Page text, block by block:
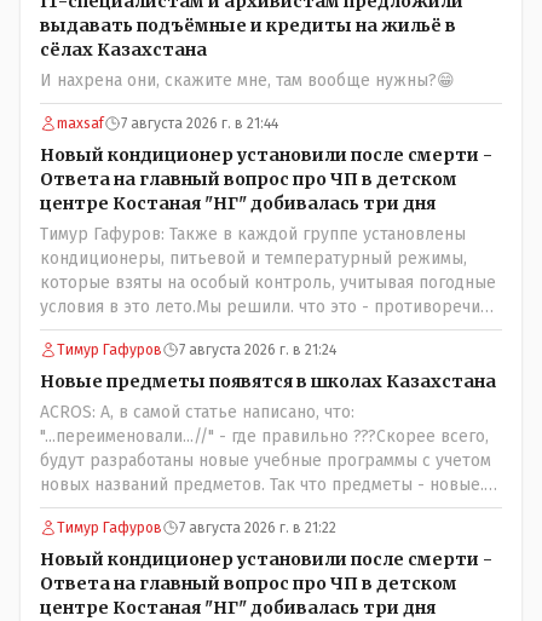
выдавать подъёмные и кредиты на жильё в
сёлах Казахстана
И нахрена они, скажите мне, там вообще нужны?😁
maxsaf 7 августа 2026 г. в 21:44
Новый кондиционер установили после смерти -
Ответа на главный вопрос про ЧП в детском
центре Костаная "НГ" добивалась три дня
Тимур Гафуров: Также в каждой группе установлены
кондиционеры, питьевой и температурный режимы,
которые взяты на особый контроль, учитывая погодные
условия в это лето.Мы решили. что это - противоречие.
Вы считаете иначе?Ну тут противоречия нет. Этот
комментарий прозвучал на следующий день после
трагедии, то есть 29 июля, когда спешно установили и
воду, и новые кондиционеры, и впервые поставили
температурный режим на контроль. То есть первая
часть - информация до трагедии, вторая часть -
информация после трагедии, когда все уже было
Тимур Гафуров 7 августа 2026 г. в 21:24
Новые предметы появятся в школах Казахстана
ACROS: А, в самой статье написано, что:
"...переименовали...//" - где правильно ???Скорее всего,
будут разработаны новые учебные программы с учетом
новых названий предметов. Так что предметы - новые.
Хоть и переименованные)
Тимур Гафуров 7 августа 2026 г. в 21:22
Новый кондиционер установили после смерти -
Ответа на главный вопрос про ЧП в детском
центре Костаная "НГ" добивалась три дня